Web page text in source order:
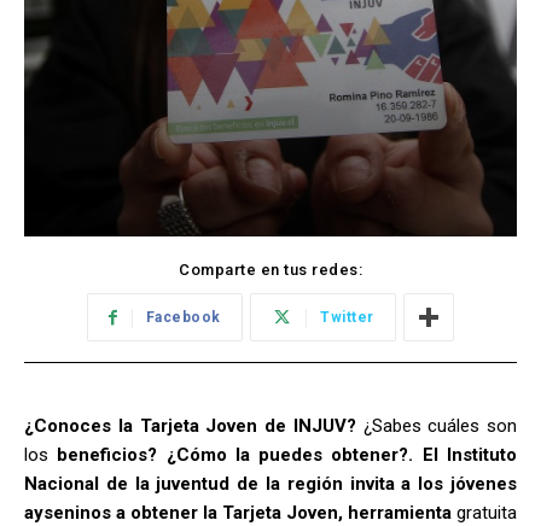
Comparte en tus redes:
Facebook Twitter
¿Conoces la Tarjeta Joven de INJUV? ¿Sabes cuáles son
los
beneficios? ¿Cómo la puedes obtener?. El Instituto
Nacional de la juventud de la región invita a los jóvenes
ayseninos a obtener la Tarjeta Joven, herramienta gratuita